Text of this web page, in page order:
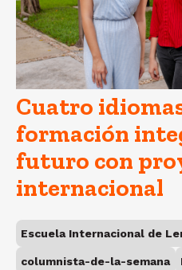
Cuatro
formación
futuro con
internacional
Escuela Internacional de
columnista-de-la-semana